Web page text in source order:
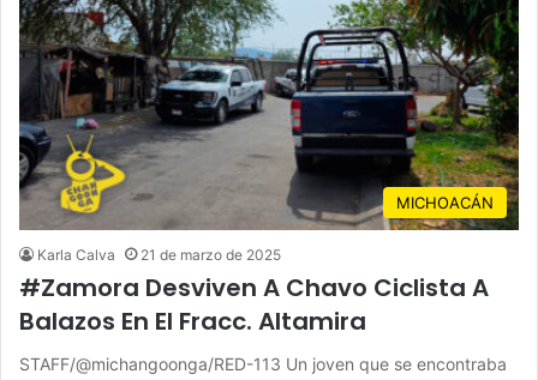
MICHOACÁN
Karla Calva 21 de marzo de 2025
#Zamora Desviven A Chavo Ciclista A
Balazos En El Fracc. Altamira
STAFF/@michangoonga/RED-113 Un joven que se encontraba